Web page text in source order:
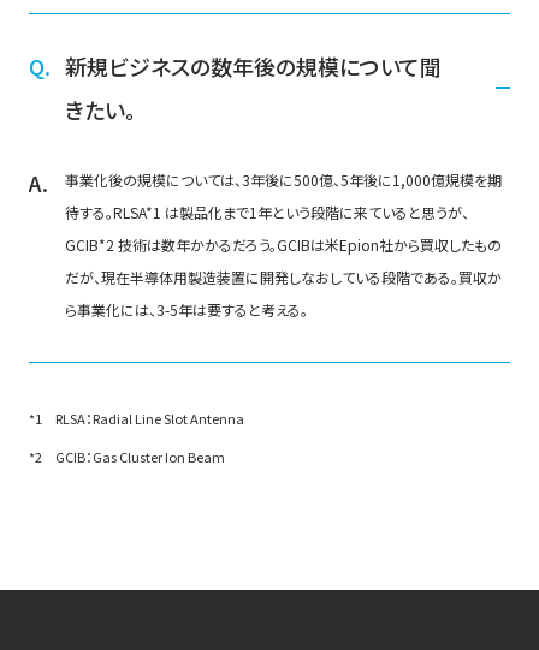
新規ビジネスの数年後の規模について聞
きたい。
事業化後の規模については、3年後に500億、5年後に1,000億規模を期
待する。RLSA*1 は製品化まで1年という段階に来ていると思うが、
GCIB*2 技術は数年かかるだろう。GCIBは米Epion社から買収したもの
だが、現在半導体用製造装置に開発しなおしている段階である。買収か
ら事業化には、3-5年は要すると考える。
RLSA：Radial Line Slot Antenna
GCIB：Gas Cluster Ion Beam